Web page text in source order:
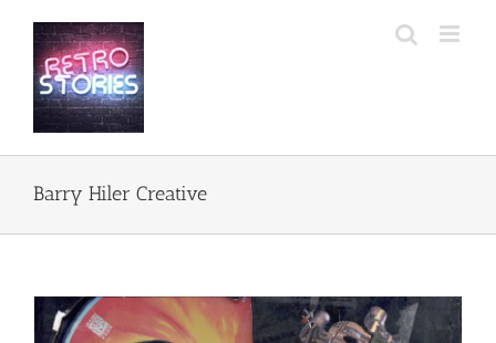
zawartości
Barry Hiler Creative